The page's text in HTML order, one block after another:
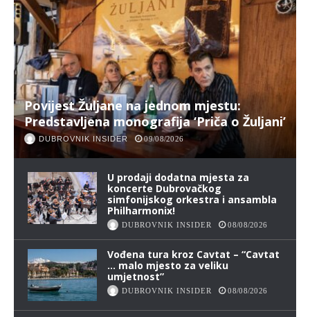
Povijest Žuljane na jednom mjestu:
Predstavljena monografija ‘Priča o Žuljani’
DUBROVNIK INSIDER 09/08/2026
U prodaji dodatna mjesta za
koncerte Dubrovačkog
simfonijskog orkestra i ansambla
Philharmonix!
DUBROVNIK INSIDER 08/08/2026
Vođena tura kroz Cavtat – “Cavtat
… malo mjesto za veliku
umjetnost”
DUBROVNIK INSIDER 08/08/2026